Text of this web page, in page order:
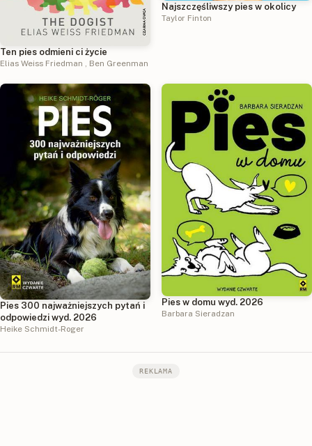
Ten pies odmieni ci życie
Elias Weiss Friedman Ben Greenman
Najszczęśliwszy pies w okolicy
Taylor Finton
Pies 300 najważniejszych pytań i
odpowiedzi wyd. 2026
Heike Schmidt-Roger
Pies w domu wyd. 2026
Barbara Sieradzan
REKLAMA